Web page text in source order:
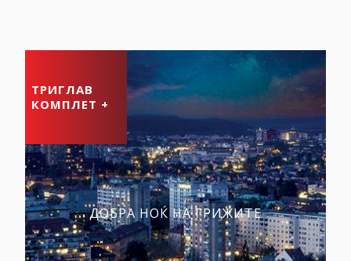
ТРИГЛАВ
КОМПЛЕТ +
ДОБРА НОЌ НА ГРИЖИТЕ